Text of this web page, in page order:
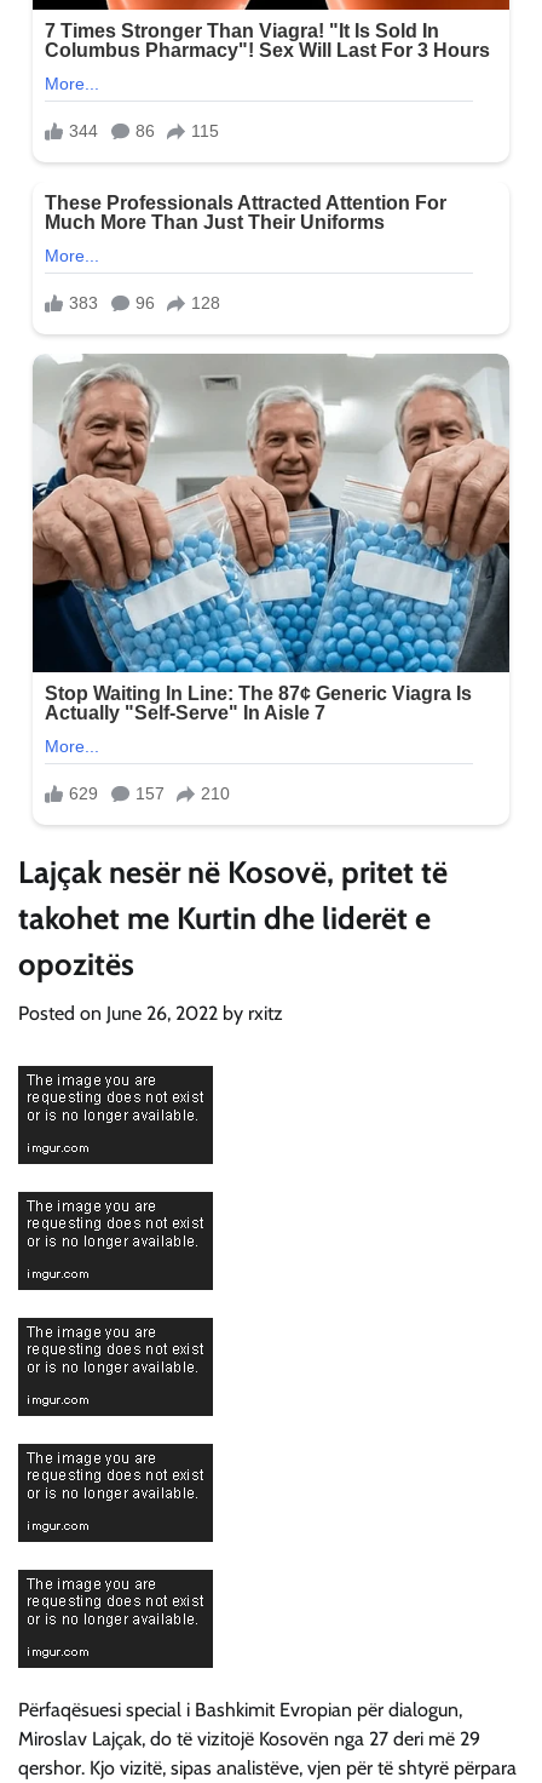
Lajçak nesër në Kosovë, pritet të
takohet me Kurtin dhe liderët e
opozitës
Posted on June 26, 2022 by rxitz
Përfaqësuesi special i Bashkimit Evropian për dialogun,
Miroslav Lajçak, do të vizitojë Kosovën nga 27 deri më 29
qershor. Kjo vizitë, sipas analistëve, vjen për të shtyrë përpara